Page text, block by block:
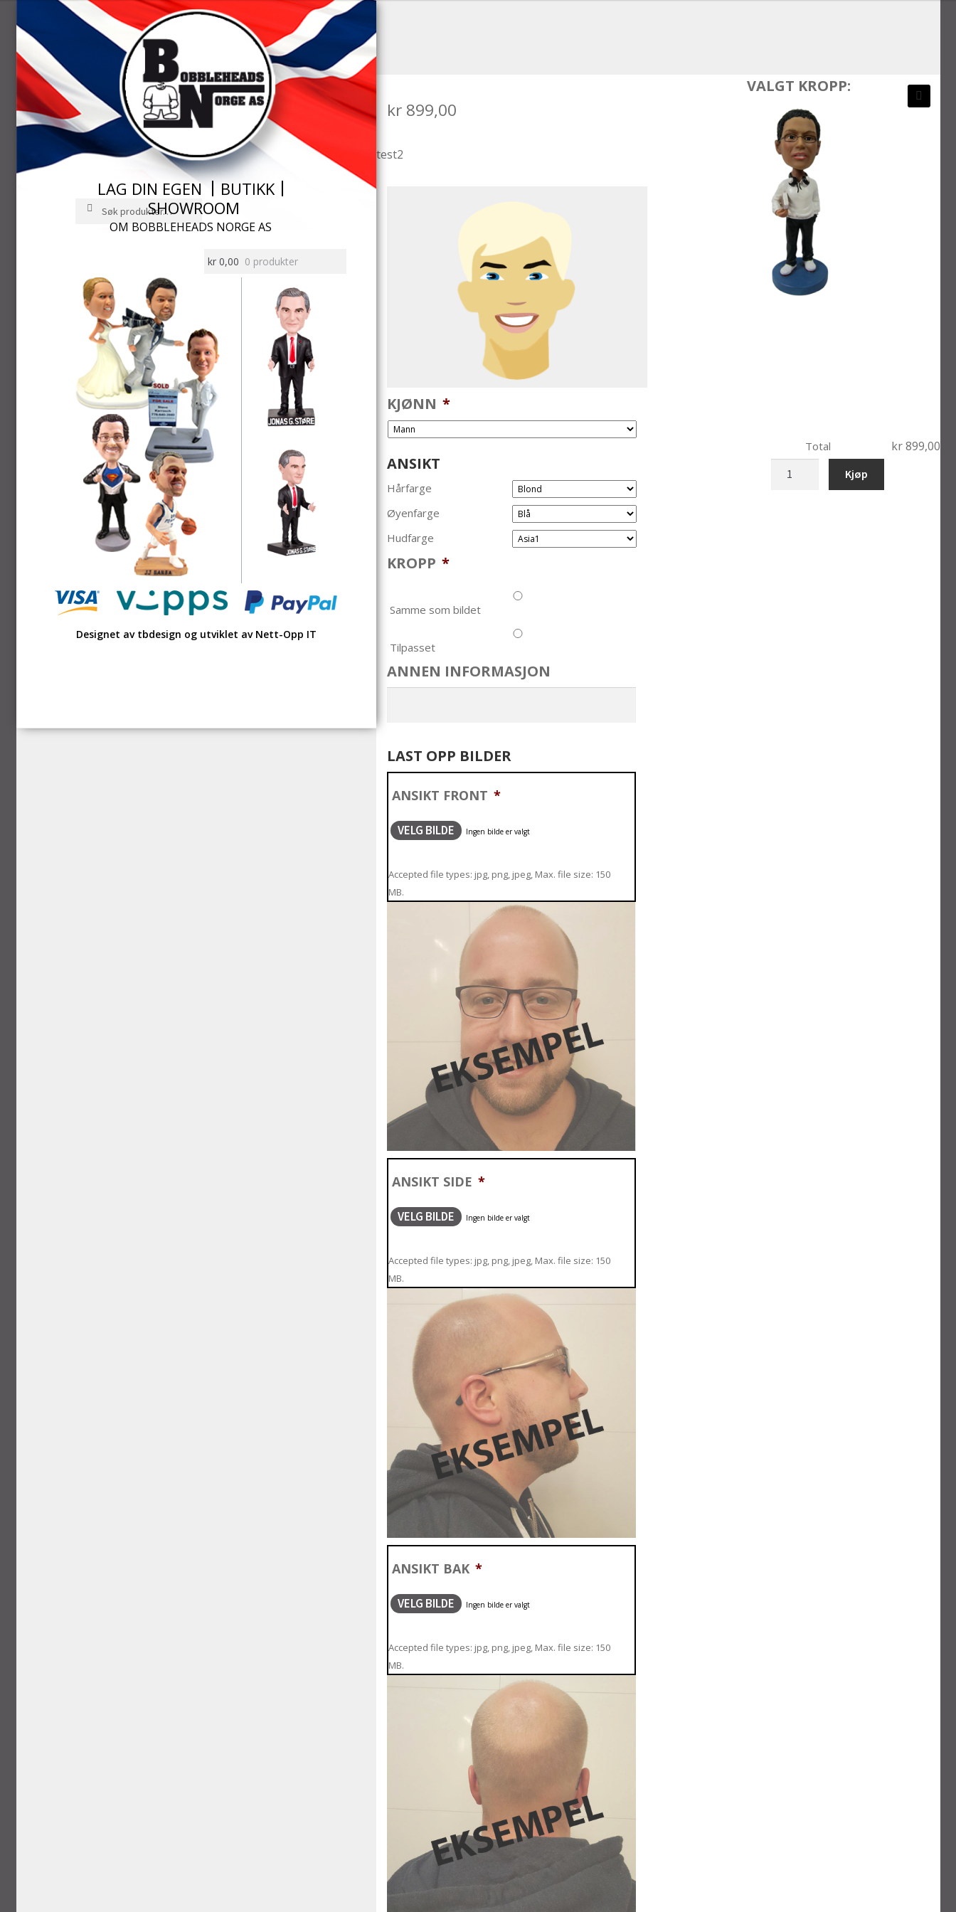
navigasjon
innhold
Søk
Søk
LAG DIN EGEN
BUTIKK
SHOWROOM
OM BOBBLEHEADS NORGE AS
kr0,00 0 produkter
Designet av tbdesign og utviklet av Nett-Opp IT
kr899,00
test2
KJØNN *
ANSIKT
Hårfarge
Øyenfarge
Hudfarge
KROPP *
Samme som bildet
Tilpasset
ANNEN INFORMASJON
LAST OPP BILDER
ANSIKT FRONT *
VELG BILDE
Accepted file types: jpg, png, jpeg, Max. file size: 150
MB.
ANSIKT SIDE *
VELG BILDE
Accepted file types: jpg, png, jpeg, Max. file size: 150
MB.
ANSIKT BAK *
VELG BILDE
Accepted file types: jpg, png, jpeg, Max. file size: 150
MB.
Total
kr 899,00
Kjøp